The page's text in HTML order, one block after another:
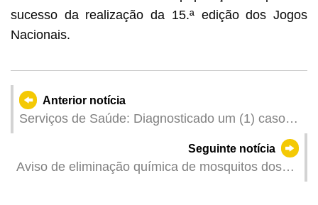
sucesso da realização da 15.ª edição dos Jogos
Nacionais.
Anterior notícia
Serviços de Saúde: Diagnosticado um (1) caso
Seguinte notícia
Aviso de eliminação química de mosquitos dos